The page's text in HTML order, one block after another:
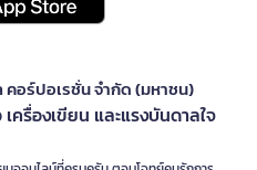
คอร์ปอเรชั่น จำกัด (มหาชน)
ครื่องเขียน และแรงบันดาลใจ